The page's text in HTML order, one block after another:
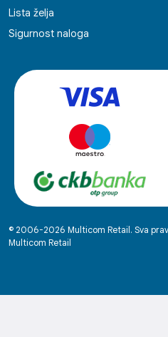
Lista želja
Sigurnost naloga
© 2006-2026 Multicom Retail. Sva
Multicom Retail